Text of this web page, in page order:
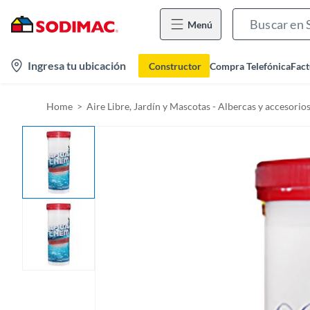
Menú
Ingresa tu ubicación Constructor Compra Telefónica
Home Aire Libre, Jardín y Mascotas - Albercas y accesorios